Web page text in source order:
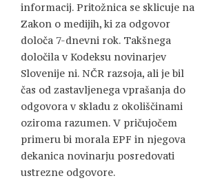
informacij. Pritožnica se sklicuje na
Zakon o medijih, ki za odgovor
določa 7-dnevni rok. Takšnega
določila v Kodeksu novinarjev
Slovenije ni. NČR razsoja, ali je bil
čas od zastavljenega vprašanja do
odgovora v skladu z okoliščinami
oziroma razumen. V pričujočem
primeru bi morala EPF in njegova
dekanica novinarju posredovati
ustrezne odgovore.